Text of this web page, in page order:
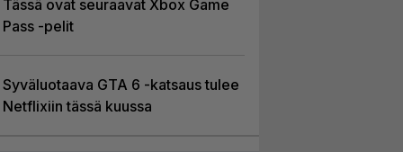
Tässä ovat seuraavat Xbox Game
Pass -pelit
Syväluotaava GTA 6 -katsaus tulee
Netflixiin tässä kuussa